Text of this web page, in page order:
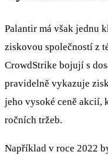
Palantir má však jednu
ziskovou společností z
CrowdStrike bojují s
pravidelně vykazuje
jeho vysoké ceně akcií,
ročních tržeb.
Například v roce 2022